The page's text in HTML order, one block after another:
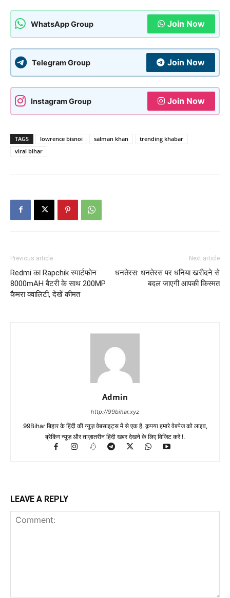
WhatsApp Group Join Now
Telegram Group Join Now
Instagram Group Join Now
TAGS lowrence bisnoi salman khan
trending khabar
viral bihar
Previous article
Redmi का Rapchik स्मार्टफोन
8000mAH बैटरी के साथ 200MP
कैमरा क्वालिटी, देखें कीमत
Next article
धनतेरस: धनतेरस पर धनिया खरीदने से
बदल जाएगी आपकी किस्मत
Admin
http://99bihar.xyz
99Bihar बिहार के हिंदी की न्यूज़ वेबसाइट्स में से एक है. कृपया हमारे वेबपेज को लाइव,
ब्रेकिंग न्यूज़ और ताज़ातरीन हिंदी खबर देखने के लिए विजिट करें !.
LEAVE A REPLY